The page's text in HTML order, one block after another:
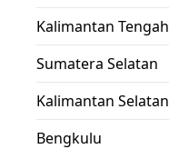
Kalimantan Tengah
Sumatera Selatan
Kalimantan Selatan
Bengkulu